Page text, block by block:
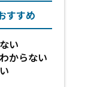
すすめ
い
からない